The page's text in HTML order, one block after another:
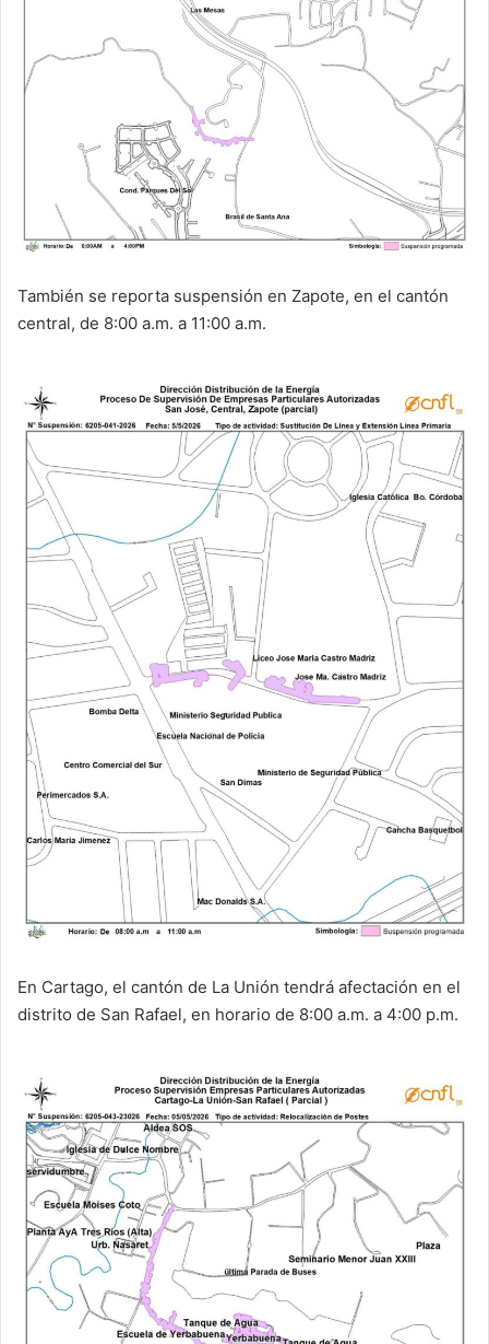
También se reporta suspensión en Zapote, en el cantón
central, de 8:00 a.m. a 11:00 a.m.
En Cartago, el cantón de La Unión tendrá afectación en el
distrito de San Rafael, en horario de 8:00 a.m. a 4:00 p.m.